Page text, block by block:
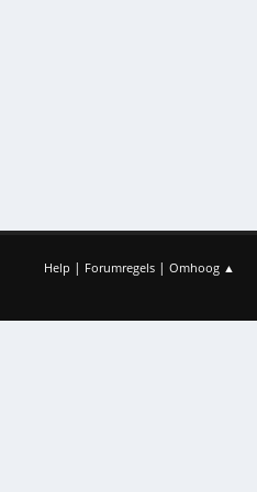
Help | Forumregels | Omhoog ▲